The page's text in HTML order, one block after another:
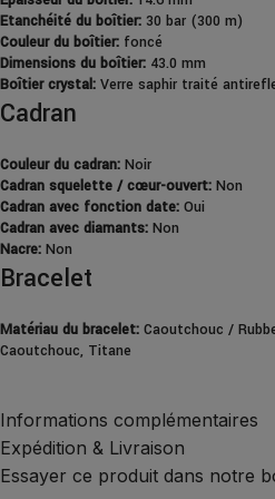
Etanchéité du boîtier: 30 bar (300 m)
Couleur du boîtier: foncé
Dimensions du boîtier: 43.0 mm
Boîtier crystal: Verre saphir traité
Cadran
Couleur du cadran: Noir
Cadran squelette / cœur-ouvert: Non
Cadran avec fonction date: Oui
Cadran avec diamants: Non
Nacre: Non
Bracelet
Matériau du bracelet: Caoutchouc /
Caoutchouc, Titane
Informations complémentaires
Expédition & Livraison
Essayer ce produit dans notre